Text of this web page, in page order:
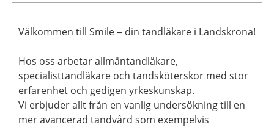
Välkommen till Smile – din tandläkare i Landskrona!
Hos oss arbetar allmäntandläkare,
specialisttandläkare och tandsköterskor med stor
erfarenhet och gedigen yrkeskunskap.
Vi erbjuder allt från en vanlig undersökning till en
mer avancerad tandvård som exempelvis